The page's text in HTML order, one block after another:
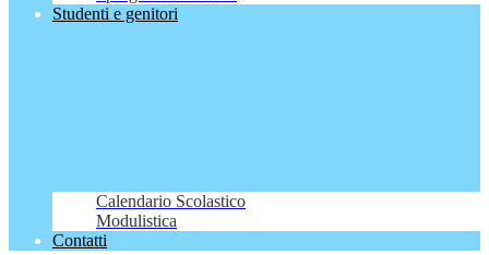
Studenti e genitori
Calendario Scolastico
Modulistica
Contatti